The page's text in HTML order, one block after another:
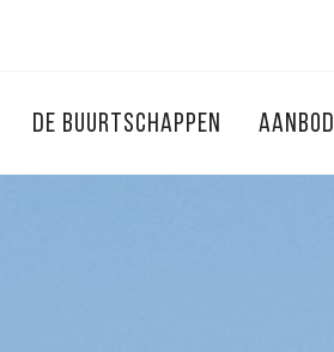
DE BUURTSCHAPPEN AANBOD